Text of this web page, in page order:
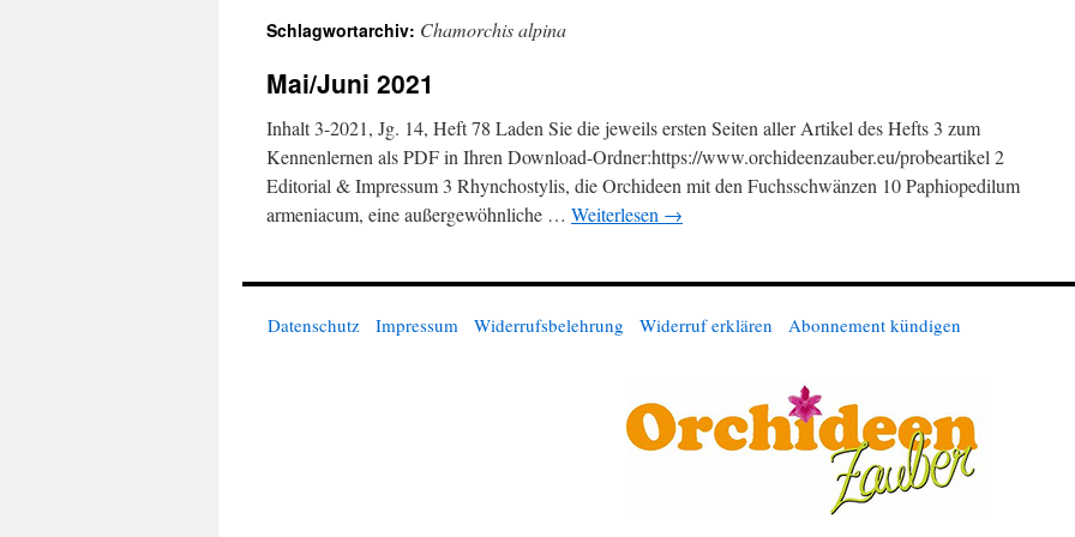
springen
Schlagwortarchiv: Chamorchis alpina
Mai/Juni 2021
Inhalt 3-2021, Jg. 14, Heft 78 Laden Sie die jeweils ersten Seiten aller Artikel des Hefts 3 zum
Kennenlernen als PDF in Ihren Download-Ordner:https://www.orchideenzauber.eu/probeartikel 2
Editorial & Impressum 3 Rhynchostylis, die Orchideen mit den Fuchsschwänzen 10 Paphiopedilum
armeniacum, eine außergewöhnliche … Weiterlesen →
Datenschutz Impressum Widerrufsbelehrung Widerruf erklären Abonnement kündigen